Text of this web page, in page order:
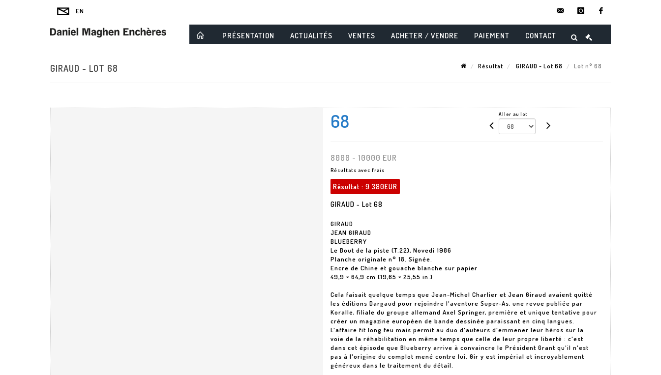
instagram
PRÉSENTATION ACTUALITÉS VENTES ACHETER / VENDRE PAIEMENT CONTACT
GIRAUD - LOT 68 Résultat GIRAUD - Lot 68 Lot n° 68
68 Aller au lot
8000 - 10000 EUR
Résultats avec frais
Résultat : 9 380EUR
GIRAUD - Lot 68
GIRAUD
JEAN GIRAUD
BLUEBERRY
Le Bout de la piste (T.22), Novedi 1986
Planche originale n° 18. Signée.
Encre de Chine et gouache blanche sur papier
49,9 × 64,9 cm (19,65 × 25,55 in.)
Cela faisait quelque temps que Jean-Michel Charlier et Jean Giraud avaient quitté
les éditions Dargaud pour rejoindre l'aventure Super-As, une revue publiée par
Koralle, filiale du groupe allemand Axel Springer, première et unique tentative pour
créer un magazine européen de bande dessinée paraissant en cinq langues.
L'affaire fit long feu mais permit au duo d'auteurs d'emmener leur héros sur la
voie de la réhabilitation en même temps que celle de leur propre liberté : c'est
dans cet épisode que Blueberry arrive à convaincre le Président Grant qu'il n'est
pas à l'origine du complot mené contre lui. Gir y est impérial et incroyablement
généreux dans le traitement du détail.